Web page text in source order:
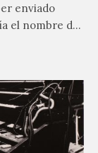
enviado
el nombre de